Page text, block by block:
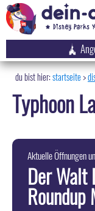
startseite
Typhoon
Aktuelle Öffnungen
Der Walt